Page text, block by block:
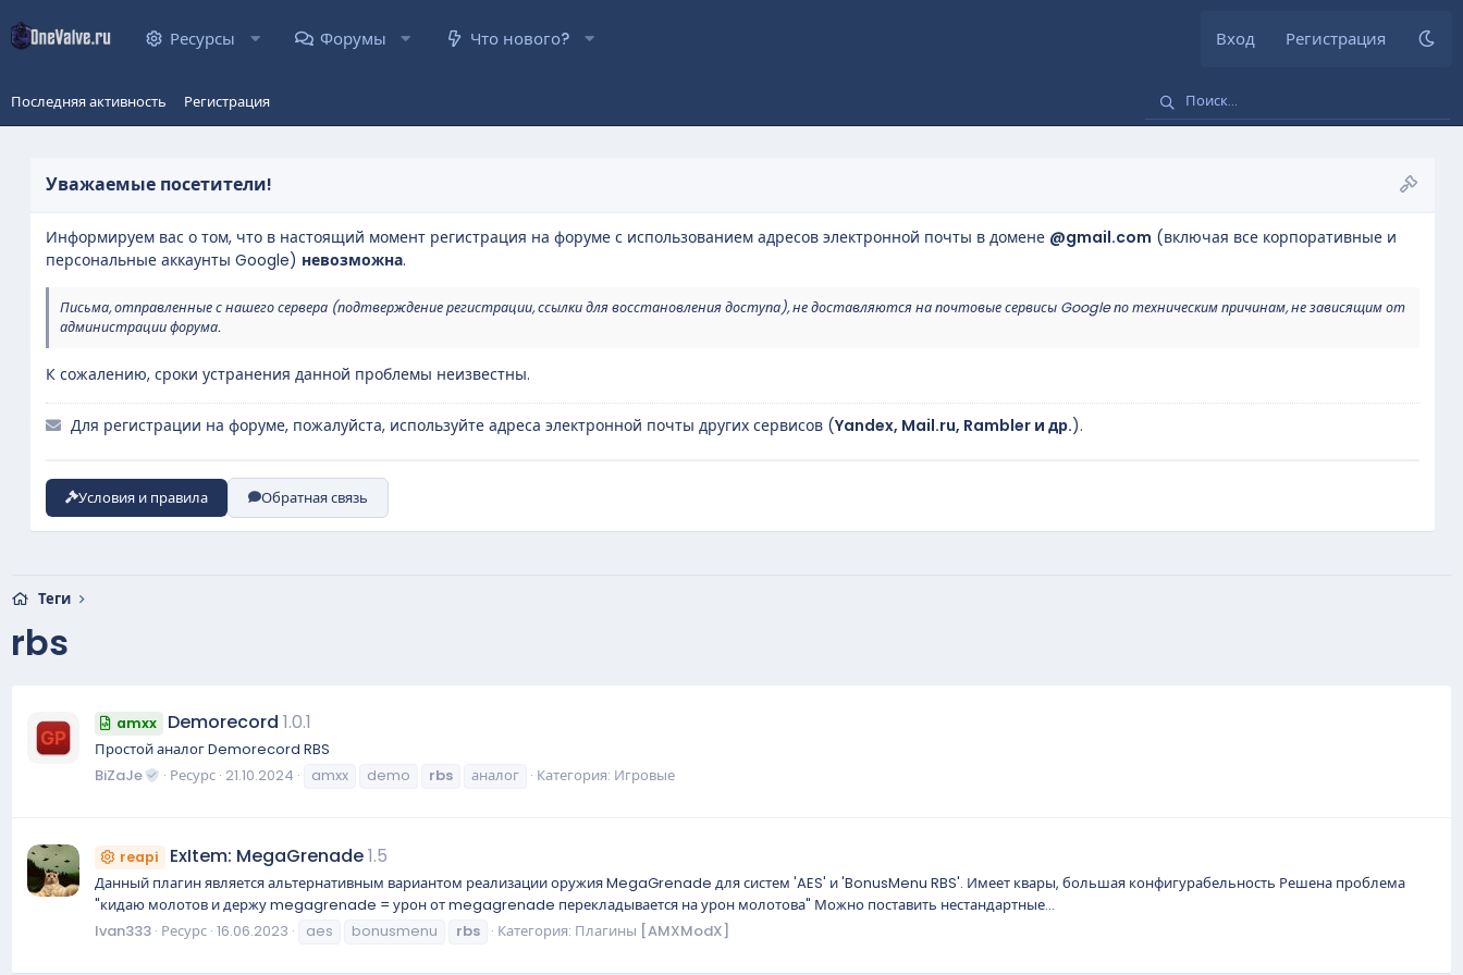
Ресурсы Форумы Что нового? Вход Регистрация
Последняя активность Регистрация
Уважаемые посетители!
Информируем вас о том, что в настоящий момент регистрация на форуме с использованием адресов электронной почты в домене @gmail.com (включая все корпоративные и
персональные аккаунты Google) невозможна.
Письма, отправленные с нашего сервера (подтверждение регистрации, ссылки для восстановления доступа), не доставляются на почтовые сервисы Google по техническим причинам, не зависящим от
администрации форума.
К сожалению, сроки устранения данной проблемы неизвестны.
Для регистрации на форуме, пожалуйста, используйте адреса электронной почты других сервисов (Yandex, Mail.ru, Rambler и др.).
Условия и правила Обратная связь
Теги
rbs
amxx Demorecord 1.0.1
Простой аналог Demorecord RBS
BiZaJe
Ресурс 21.10.2024 amxx demo rbs аналог Категория: Игровые
reapi ExItem: MegaGrenade1.5
Данный плагин является альтернативным вариантом реализации оружия MegaGrenade для систем 'AES' и 'BonusMenu RBS'. Имеет квары, большая конфигурабельность Решена проблема
"кидаю молотов и держу megagrenade = урон от megagrenade перекладывается на урон молотова" Можно поставить нестандартные...
Ivan333 Ресурс 16.06.2023 aes bonusmenu rbs Категория: Плагины [AMXModX]